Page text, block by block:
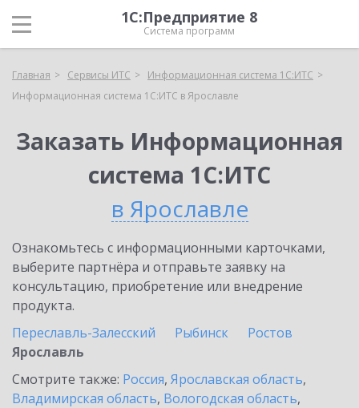
1С:Предприятие 8
Система программ
Главная Сервисы ИТС
Информационная система 1С:ИТС
Информационная система 1С:ИТС в Ярославле
Заказать Информационная
система 1С:ИТС
в Ярославле
Ознакомьтесь с информационными карточками,
выберите партнёра и отправьте заявку на
консультацию, приобретение или внедрение
продукта.
Переславль-Залесский
Рыбинск
Ростов
Ярославль
Смотрите также: Россия, Ярославская область,
Владимирская область, Вологодская область,